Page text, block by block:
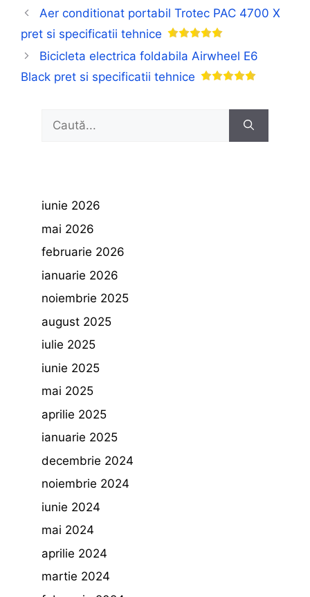
Aer conditionat portabil Trotec PAC 4700 X
pret si specificatii tehnice
Bicicleta electrica foldabila Airwheel E6
Black pret si specificatii tehnice
Caută
iunie 2026
mai 2026
februarie 2026
ianuarie 2026
noiembrie 2025
august 2025
iulie 2025
iunie 2025
mai 2025
aprilie 2025
ianuarie 2025
decembrie 2024
noiembrie 2024
iunie 2024
mai 2024
aprilie 2024
martie 2024